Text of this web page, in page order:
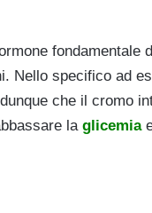
fondamentale
Nello specifico ad
che il cromo
la glicemia